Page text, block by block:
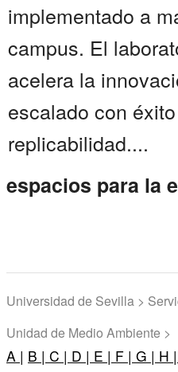
implementado a
campus. El
acelera la
escalado con
replicabilidad....
espacios para la
Universidad de Sevilla >
Unidad de Medio Ambiente >
A | B | C | D | E | F | G | H |